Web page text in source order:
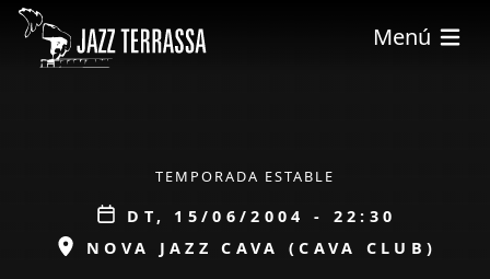
Vés al contingut
Menú
TEMPORADA ESTABLE
Data
DT, 15/06/2004 - 22:30
ESPAI
NOVA JAZZ CAVA (CAVA CLUB)